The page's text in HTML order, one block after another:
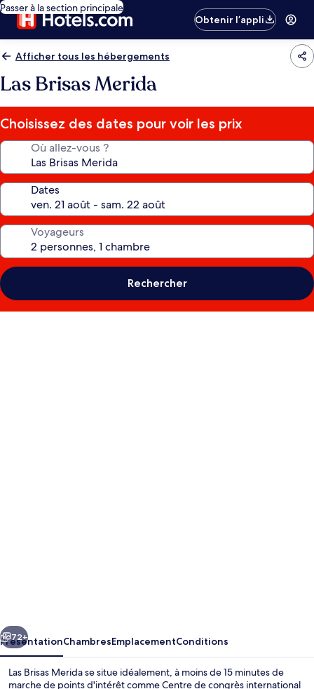
Passer à la section principale
Obtenir l’appli
Afficher tous les hébergements
Las Brisas Merida
Choisissez des dates pour voir les prix
Où allez-vous ?
Dates
Voyageurs
Rechercher
Suivant
72+
PrésentationChambresEmplacementConditions
Las Brisas Merida se situe idéalement, à moins de 15 minutes de
marche de points d'intérêt comme Centre de congrès international